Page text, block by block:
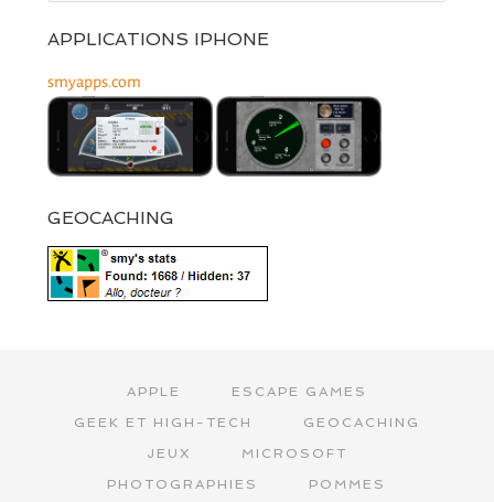
APPLICATIONS IPHONE
smyapps.com
GEOCACHING
APPLE
ESCAPE GAMES
GEEK ET HIGH-TECH
GEOCACHING
JEUX
MICROSOFT
PHOTOGRAPHIES
POMMES